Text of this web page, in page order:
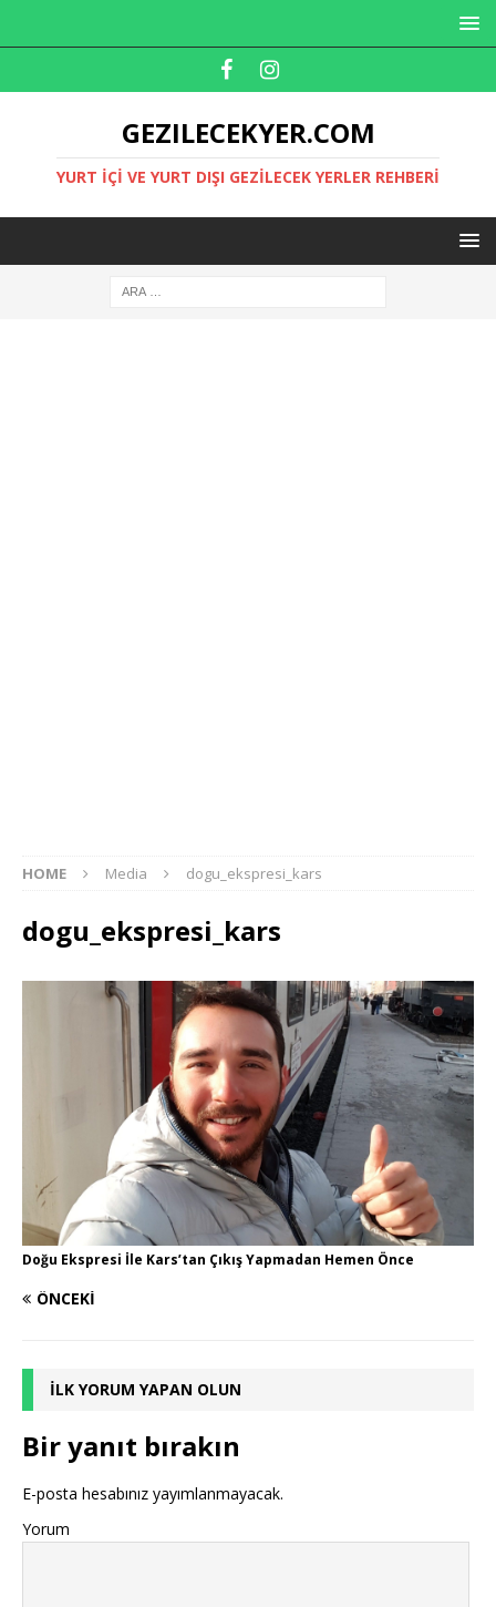
GEZILECEKYER.COM
YURT İÇI VE YURT DIŞI GEZILECEK YERLER REHBERI
HOME Media dogu_ekspresi_kars
dogu_ekspresi_kars
Doğu Ekspresi İle Kars’tan Çıkış Yapmadan Hemen Önce
ÖNCEKI
İLK YORUM YAPAN OLUN
Bir yanıt bırakın
E-posta hesabınız yayımlanmayacak.
Yorum